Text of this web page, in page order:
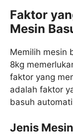
Faktor
Mesin
Memilih mesin
8kg
faktor yang
adalah faktor
basuh
Jenis